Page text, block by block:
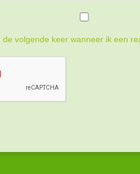
volgende keer wanneer ik een